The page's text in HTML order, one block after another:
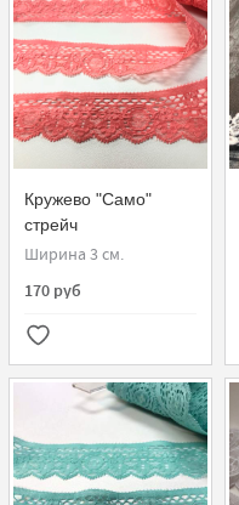
Кружево "Само"
стрейч
Ширина 3 см.
170 руб